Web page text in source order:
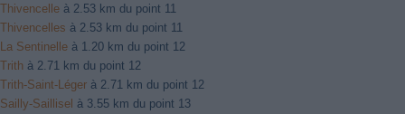
Thivencelle à 2.53 km du point 11
Thivencelles à 2.53 km du point 11
La Sentinelle à 1.20 km du point 12
Trith à 2.71 km du point 12
Trith-Saint-Léger à 2.71 km du point 12
Sailly-Saillisel à 3.55 km du point 13